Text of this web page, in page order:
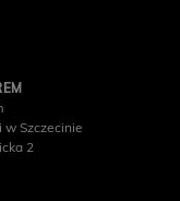
Szczecinie
2